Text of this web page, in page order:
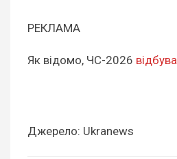
РЕКЛАМА
Як відомо, ЧС-2026
Джерело: Ukranews